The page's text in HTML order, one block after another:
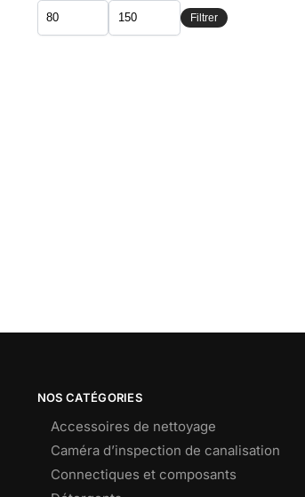
Filtrer
NOS CATÉGORIES
Accessoires de nettoyage
Caméra d’inspection de canalisation
Connectiques et composants